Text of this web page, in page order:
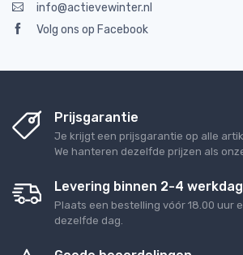
info@actievewinter.nl
Volg ons op Facebook
Prijsgarantie
Je krijgt een prijsgarantie op alle
We hanteren dezelfde prijzen als
Levering binnen 2-4
Plaats een bestelling vóór 18.00 uur
dezelfde dag.